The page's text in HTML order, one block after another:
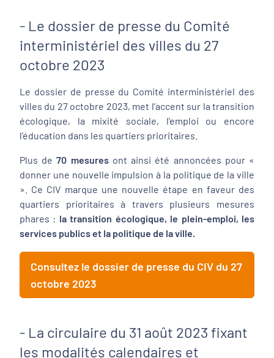
- Le dossier de presse du Comité
interministériel des villes du 27
octobre 2023
Le dossier de presse du Comité interministériel des
villes du 27 octobre 2023, met l’accent sur la transition
écologique, la mixité sociale, l’emploi ou encore
l’éducation dans les quartiers prioritaires.
Plus de70 mesures ont ainsi été annoncées pour «
donner une nouvelle impulsion à la politique de la ville
». Ce CIV marque une nouvelle étape en faveur des
quartiers prioritaires à travers plusieurs mesures
phares : la transition écologique, le plein-emploi, les
services publics et la politique de la ville.
Consultez le dossier de presse du CIV du 27
octobre 2023
- La circulaire du 31 août 2023 fixant
les modalités calendaires et